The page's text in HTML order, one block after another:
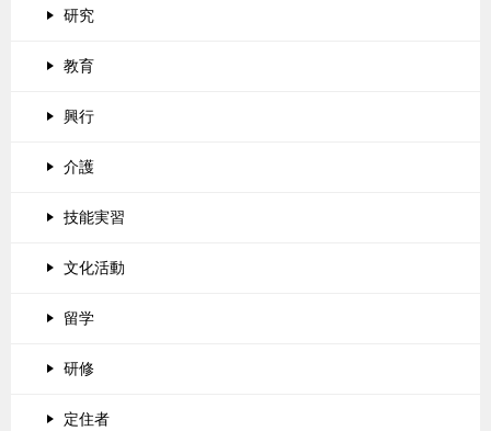
研究
教育
興行
介護
技能実習
文化活動
留学
研修
定住者